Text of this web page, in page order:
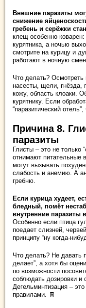
Внешние паразиты
снижение
гребень и серёжки
клещ особенно
курятника, а ночью
смотрите на курицу и
работают в ночную
Что делать?
насесты, щели, гнёзда,
кожу, область клоаки.
курятнику. Если
“паразитический
Причина 8.
паразиты
Глисты – это не только
отнимают питательные
могут вызывать
слабость и анемию. А
гребню.
Если курица худеет,
бледный, помёт
внутренние паразиты
Особенно если птица
поедает слизней,
принципу “ну когда-
Что делать? Не давать
делает”, а хотя бы
по возможности
соблюдать дозировки и
Дегельминтизация –
правилами. 🧾